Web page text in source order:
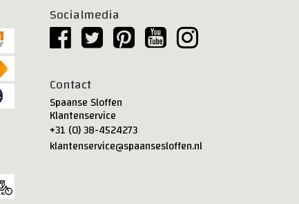
Socialmedia
Contact
Spaanse Sloffen
Klantenservice
+31 (0) 38-4524273
klantenservice@spaansesloffen.nl